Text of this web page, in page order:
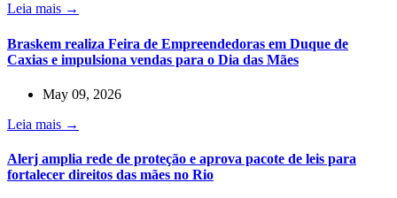
Leia mais →
Braskem realiza Feira de Empreendedoras em Duque de
Caxias e impulsiona vendas para o Dia das Mães
May 09, 2026
Leia mais →
Alerj amplia rede de proteção e aprova pacote de leis para
fortalecer direitos das mães no Rio